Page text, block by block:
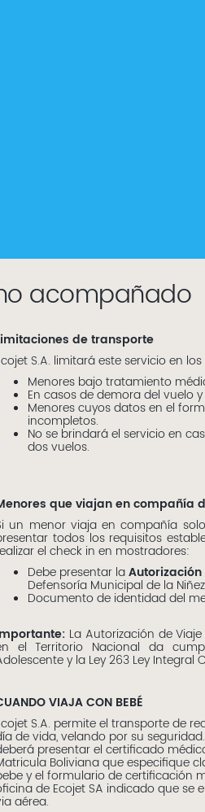
acompañado
de transporte
S.A. limitará este servicio en
Menores bajo tratamiento
En casos de demora del vuelo
Menores cuyos datos en el
incompletos.
No se brindará el servicio en
dos vuelos.
que viajan en compañía
un menor viaja en compañía
todos los requisitos
el check in en mostradores:
Debe presentar la
Defensoría Municipal de la
Documento de identidad del
La Autorización de
el Territorio Nacional da
y la Ley 263 Ley Integral
VIAJA CON BEBÉ
S.A. permite el transporte de
de vida, velando por su
presentar el certificado
Boliviana que especifique
y el formulario de certificación
de Ecojet SA indicado que
aérea.